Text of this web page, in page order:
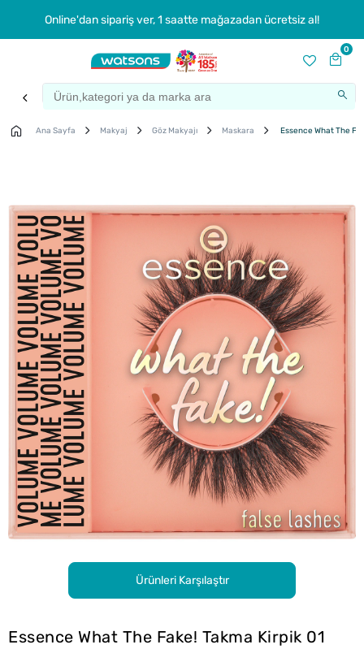
Online'dan sipariş ver, 1 saatte mağazadan ücretsiz al!
0
Ana Sayfa Makyaj Göz Makyajı Maskara Essence What The
Ürünleri Karşılaştır
Essence What The Fake! Takma Kirpik 01